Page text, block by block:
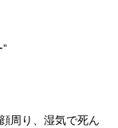
周り、湿気で死ん